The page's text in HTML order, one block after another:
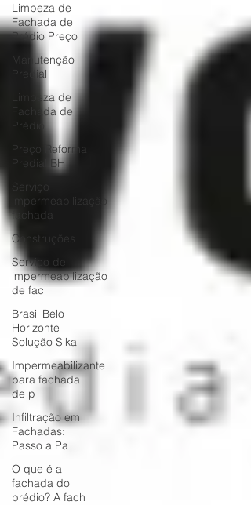
Limpeza de
Fachada de
Prédio Preço
Manutenção
Predial
Limpeza de
Fachada de
Prédio
Preço Reforma
Predial BH
Serviço
impermeabilização
fachada
Construções
Serviço de
impermeabilização
de fac
Brasil Belo
Horizonte
Solução Sika
Impermeabilizante
para fachada
de p
Infiltração em
Fachadas:
Passo a Pa
O que é a
fachada do
prédio? A fach